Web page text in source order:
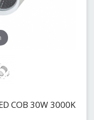
COB 30W 3000Κ